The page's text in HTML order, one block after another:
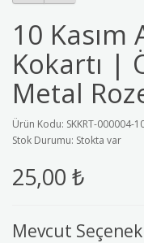
10
Kokartı |
Metal
Ürün Kodu: SKKRT-000004-
Stok Durumu: Stokta var
25,00 ₺
Mevcut